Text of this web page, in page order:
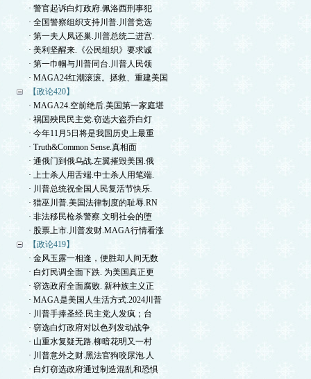
· 警官起诉白灯政府.佩洛西刑事犯
· 全国警察组织支持川普.川普竞选
· 第一夫人凤还巢.川普总统二进宫.
· 美利坚醒来.《公民组织》要求诚
· 第一巾帼与川普同台.川普人民领
· MAGA24红潮滚滚。拯救、重建美国
【政论420】
· MAGA24.空前绝后.美国第一家庭堪
· 祸国殃民民主党.窃选大盗乔白灯
· 今年11月5日将是我国历史上最重
· Truth&Common Sense.真相面
· 通俄门到俄乌战.左翼摧毁美国.俄
· 上士杀人用舌端.中士杀人用笔端.
· 川普总统祝全国人民复活节快乐.
· 猎巫川普.美国法律制度的耻辱.RN
· 非法移民枪杀警察.文明社会的堕
· 股票上市.川普发财.MAGA行情看涨
【政论419】
· 金风玉露一相逢，便胜却人间无数
· 白灯民调全面下跌. 为美国真正更
· 窃选政府全面腐败. 新种族主义正
· MAGA是美国人生活方式.2024川普
· 川普手捧圣经.民主党人发疯；台
· 窃选白灯政府对以色列发动战争.
· 山重水复疑无路.柳暗花明又一村
· 川普意外之财.黑法官狗咬尿泡.人
· 白灯窃选政府通过制造混乱和恐惧